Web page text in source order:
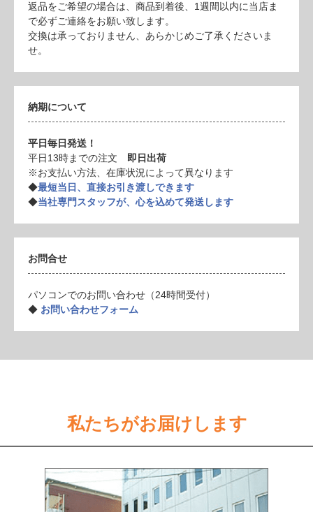
返品をご希望の場合は、商品到着後、1週間以内に当店ま
で必ずご連絡をお願い致します。
交換は承っておりません、あらかじめご了承くださいま
せ。
納期について
平日毎日発送！
平日13時までの注文 即日出荷
※お支払い方法、在庫状況によって異なります
◆最短当日、直接お引き渡しできます
◆当社専門スタッフが、心を込めて発送します
お問合せ
パソコンでのお問い合わせ（24時間受付）
◆ お問い合わせフォーム
私たちがお届けします